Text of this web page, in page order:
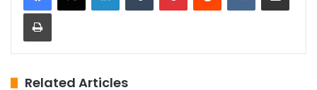
Related Articles